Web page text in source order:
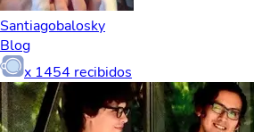
Santiagobalosky
Blog
x 1454 recibidos